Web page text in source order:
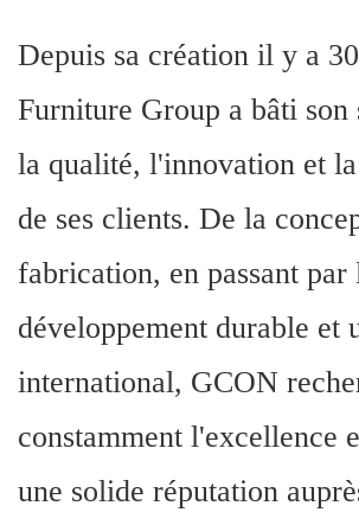
Depuis sa création il y a
Furniture Group a bâti son
la qualité, l'innovation et
de ses clients. De la
fabrication, en passant par
développement durable et
international, GCON
constamment l'excellence
une solide réputation